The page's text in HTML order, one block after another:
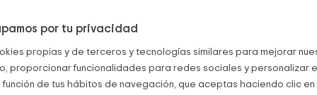
por tu privacidad
propias y de terceros y tecnologías similares para mejorar
proporcionar funcionalidades para redes sociales y personalizar
de tus hábitos de navegación, que aceptas haciendo clic
Casa Mairal